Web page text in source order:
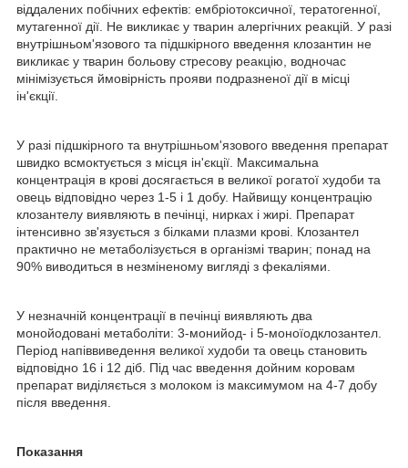
віддалених побічних ефектів: ембріотоксичної, тератогенної,
мутагенної дії. Не викликає у тварин алергічних реакцій. У разі
внутрішньом'язового та підшкірного введення клозантин не
викликає у тварин больову стресову реакцію, водночас
мінімізується ймовірність прояви подразненої дії в місці
ін'єкції.
У разі підшкірного та внутрішньом'язового введення препарат
швидко всмоктується з місця ін'єкції. Максимальна
концентрація в крові досягається в великої рогатої худоби та
овець відповідно через 1-5 і 1 добу. Найвищу концентрацію
клозантелу виявляють в печінці, нирках і жирі. Препарат
інтенсивно зв'язується з білками плазми крові. Клозантел
практично не метаболізується в організмі тварин; понад на
90% виводиться в незміненому вигляді з фекаліями.
У незначній концентрації в печінці виявляють два
монойодовані метаболіти: 3-монийод- і 5-моноїодклозантел.
Період напіввиведення великої худоби та овець становить
відповідно 16 і 12 діб. Під час введення дойним коровам
препарат виділяється з молоком із максимумом на 4-7 добу
після введення.
Показання